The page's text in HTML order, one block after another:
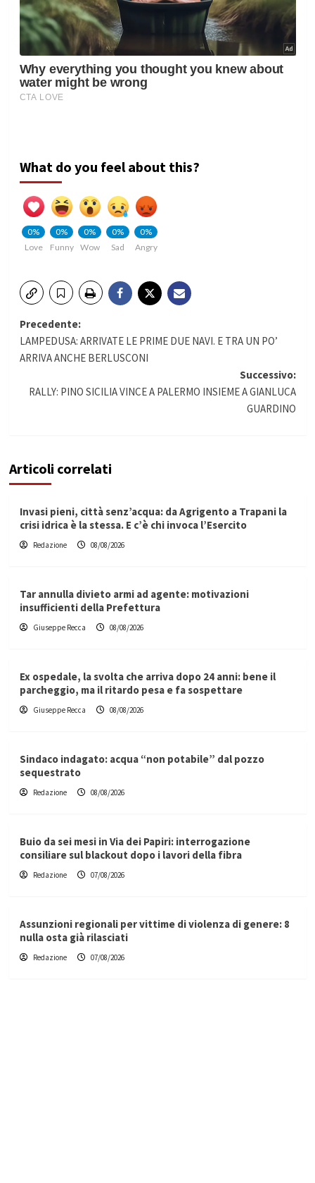
What do you feel about this?
0%
Love
0%
Funny
0%
Wow
0%
Sad
0%
Angry
Navigazione
articolo
Precedente:
LAMPEDUSA: ARRIVATE LE PRIME DUE NAVI. E TRA UN PO’
ARRIVA ANCHE BERLUSCONI
Successivo:
RALLY: PINO SICILIA VINCE A PALERMO INSIEME A GIANLUCA
GUARDINO
Articoli correlati
Invasi pieni, città senz’acqua: da Agrigento a Trapani la
crisi idrica è la stessa. E c’è chi invoca l’Esercito
Redazione 08/08/2026
Tar annulla divieto armi ad agente: motivazioni
insufficienti della Prefettura
Giuseppe Recca 08/08/2026
Ex ospedale, la svolta che arriva dopo 24 anni: bene il
parcheggio, ma il ritardo pesa e fa sospettare
Giuseppe Recca 08/08/2026
Sindaco indagato: acqua “non potabile” dal pozzo
sequestrato
Redazione 08/08/2026
Buio da sei mesi in Via dei Papiri: interrogazione
consiliare sul blackout dopo i lavori della fibra
Redazione 07/08/2026
Assunzioni regionali per vittime di violenza di genere: 8
nulla osta già rilasciati
Redazione 07/08/2026